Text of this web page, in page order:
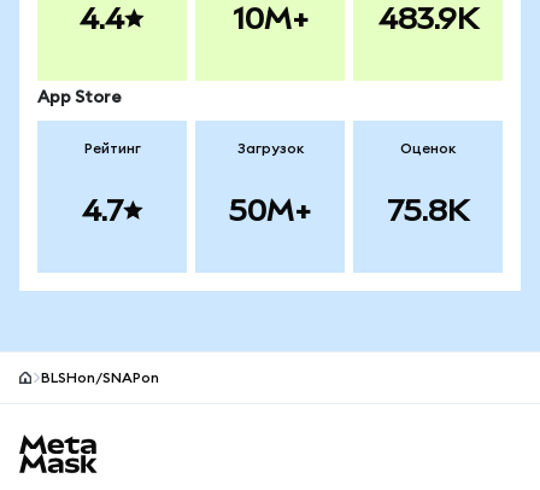
4.4 10M+ 483.9K
App Store
Рейтинг
4.7
Загрузок
50M+
Оценок
75.8K
BLSHon/SNAPon